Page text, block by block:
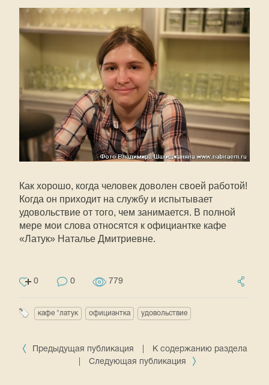
Как хорошо, когда человек доволен своей работой!
Когда он приходит на службу и испытывает
удовольствие от того, чем занимается. В полной
мере мои слова относятся к официантке кафе
«Латук» Наталье Дмитриевне.
0 0 779
кафе "латук официантка удовольствие
Предыдущая публикация
К содержанию раздела
Следующая публикация